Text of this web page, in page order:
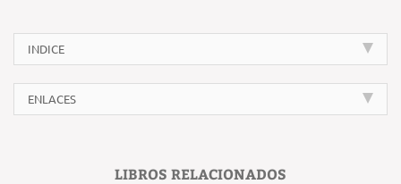
INDICE
ENLACES
LIBROS RELACIONADOS